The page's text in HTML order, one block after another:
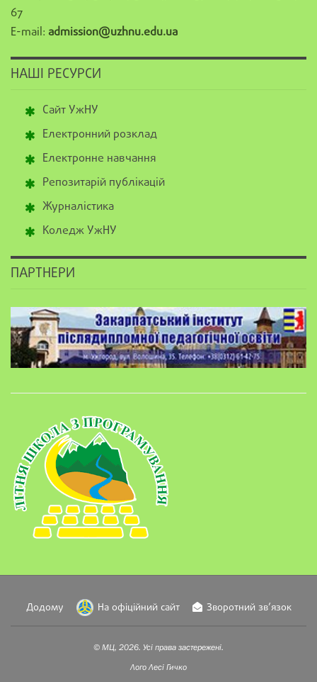
67
E-mail: admission@uzhnu.edu.ua
НАШІ РЕСУРСИ
Сайт УжНУ
Електронний розклад
Електронне навчання
Репозитарій публікацій
Журналістика
Коледж УжНУ
ПАРТНЕРИ
Додому На офіційний сайт Зворотний зв’язок
© МЦ, 2026. Усі права застережені.
Лого Лесі Гичко